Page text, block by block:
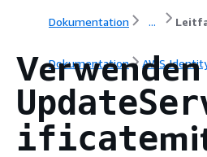
Dokumentation ...
Dokumentation AWS
Verwenden
ificate